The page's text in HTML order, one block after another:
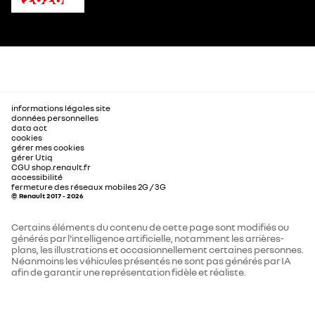
informations légales site
données personnelles
data act
cookies
gérer mes cookies
gérer Utiq
CGU shop.renault.fr
accessibilité
fermeture des réseaux mobiles 2G / 3G
© Renault 2017 - 2026
Certains éléments du contenu de cette page sont modifiés ou
générés par l'intelligence artificielle, notamment les arrières-
plans, les illustrations et occasionnellement certaines personnes.
Néanmoins les véhicules présentés ne sont pas générés par IA
afin de garantir une représentation fidèle et réaliste.